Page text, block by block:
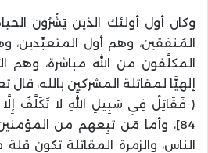
وكان أول أولئك الذين يَشْرُون
المُنفِقين، وهم أول المتعبِّدين،
المكلَّفون من الله مباشرة، وهم
﴿ فَقَاتِلْ فِي سَبِيلِ اللَّهِ لَا تُكَلَّفُ
84]، وأما مَن تبِعهم من
الناس، والزمرة المقاتلة تكون